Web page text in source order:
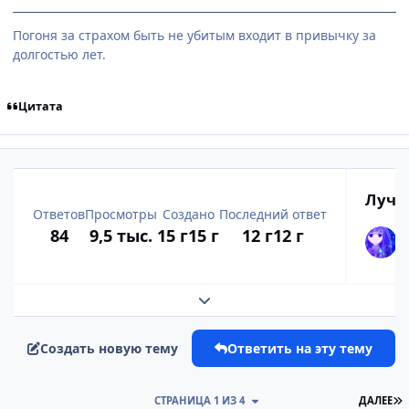
Погоня за страхом быть не убитым входит в привычку за
долгостью лет.
Цитата
Ответов
84
Просмотры
9,5 тыс.
Создано
15 г15 г
Последний ответ
12 г12 г
Развернуть обзор темы
Создать новую тему Ответить на эту тему
ДАЛЕЕ
СТРАНИЦА 1 ИЗ 4